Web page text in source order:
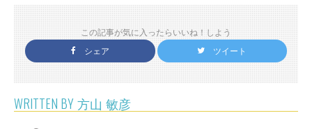
この記事が気に入ったらいいね！しよう
シェア
ツイート
WRITTEN BY 方山 敏彦